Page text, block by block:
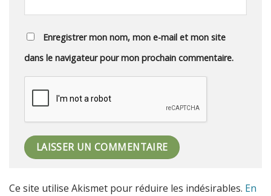
Enregistrer mon nom, mon e-mail et mon site
dans le navigateur pour mon prochain commentaire.
Ce site utilise Akismet pour réduire les indésirables. En